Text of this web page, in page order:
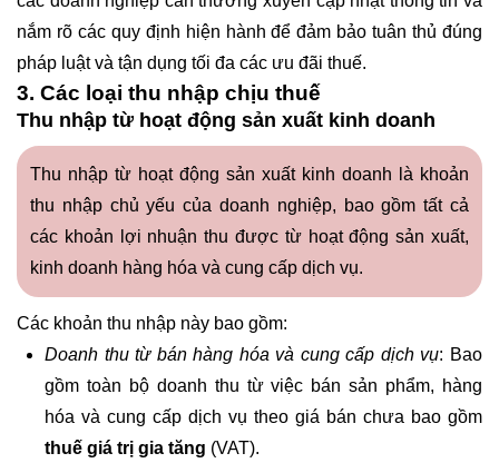
nắm rõ các quy định hiện hành để đảm bảo tuân thủ đúng
pháp luật và tận dụng tối đa các ưu đãi thuế.
3. Các loại thu nhập chịu thuế
Thu nhập từ hoạt động sản xuất kinh doanh
Thu nhập từ hoạt động sản xuất kinh doanh là khoản
thu nhập chủ yếu của doanh nghiệp, bao gồm tất cả
các khoản lợi nhuận thu được từ hoạt động sản xuất,
kinh doanh hàng hóa và cung cấp dịch vụ.
Các khoản thu nhập này bao gồm:
Doanh thu từ bán hàng hóa và cung cấp dịch vụ: Bao
gồm toàn bộ doanh thu từ việc bán sản phẩm, hàng
hóa và cung cấp dịch vụ theo giá bán chưa bao gồm
thuế giá trị gia tăng (VAT).